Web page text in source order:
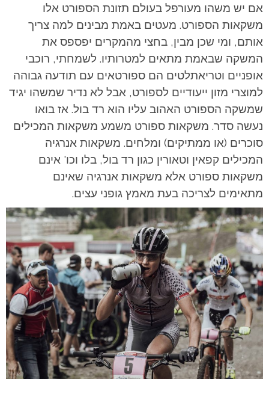
אם יש משהו מעורפל בעולם תזונת הספורט אלו
משקאות הספורט. מעטים באמת מבינים למה צריך
אותם, ומי שכן מבין, בחצי מהמקרים יפספס את
המשקה שבאמת מתאים למטרותיו. לשמחתי, רוכבי
אופניים וטריאתלטים הם ספורטאים עם תודעה גבוהה
למוצרי מזון ייעודיים לספורט, אבל לא נדיר שמשהו יגיד
שמשקה הספורט האהוב עליו הוא רד בול. אז בואו
נעשה סדר. משקאות ספורט משמע משקאות המכילים
סוכרים (או ממתיקים) ומלחים. משקאות אנרגיה
המכילים קפאין וטאורין כגון רד בול, בלו וכו' אינם
משקאות ספורט אלא משקאות אנרגיה שאינם
מתאימים לצריכה בעת מאמץ גופני עצים.